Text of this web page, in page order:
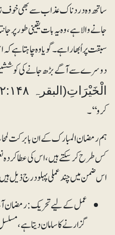
ساتھ وہ دردناک عذاب سے بھی خوف
جانے والا ہے، وہ یہ بات یقینی طور پر
سبقت پر اُبھارا ہے۔ گویا وہ چاہتا ہے
دوسرے سے آگے بڑھ جانے کی
الْخَیْرَاتِ(البقرہ ۲:۱۴۸)
کرو‘‘۔
ہم رمضان المبارک کے ان بابرکت
کس طرح کرسکتے ہیں، اس کی عطا
اس ضمن میں چند عملی پہلو درج ذیل
عمل کے لیے تحریک: رمضان
گزارنے کا سامان دیتا ہے،